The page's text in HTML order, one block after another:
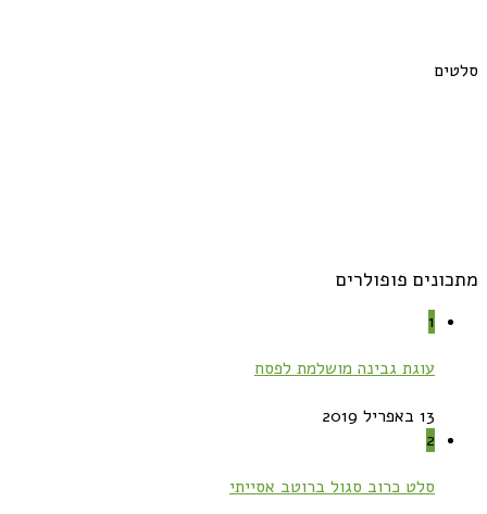
סלטים
מתכונים פופולרים
1
עוגת גבינה מושלמת לפסח
13 באפריל 2019
2
סלט כרוב סגול ברוטב אסייתי